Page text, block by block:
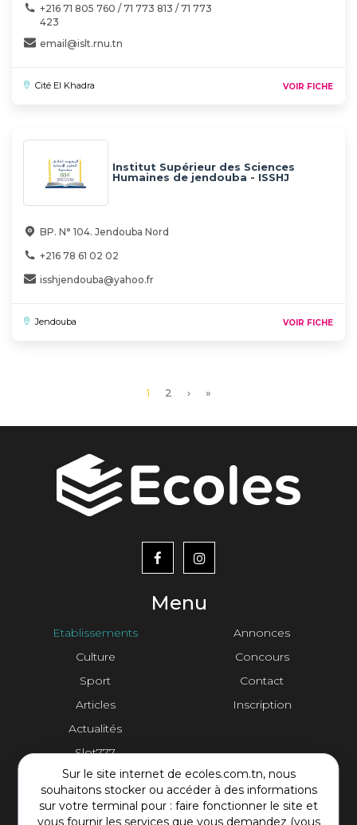
+216 71 805 760 / 71 773 813 / 71 773
423
email@islt.rnu.tn
Cité El Khadra VOIR FICHE
Institut Supérieur des Sciences
Humaines de jendouba - ISSHJ
BP. N° 104. Jendouba Nord
+216 78 61 02 02
isshjendouba@yahoo.fr
Jendouba VOIR FICHE
Page
1 Page
2
Page
›
Dernière
»
Sur le site internet de ecoles.com.tn, nous
souhaitons stocker ou accéder à des informations
sur votre terminal pour : faire fonctionner le site et
vous fournir les services que vous demandez (vous
Menu
Etablissements
Culture
Sport
Articles
Actualités
Slot777
menu
footer2
Annonces
Concours
Contact
Inscription
Contact Plateforme